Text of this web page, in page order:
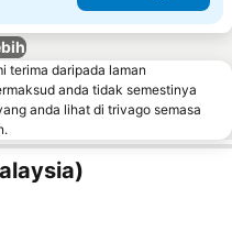
terima daripada laman
anda tidak semestinya
anda lihat di trivago semasa